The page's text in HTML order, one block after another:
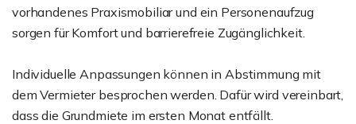
vorhandenes Praxismobiliar und ein Personenaufzug
sorgen für Komfort und barrierefreie Zugänglichkeit.
Individuelle Anpassungen können in Abstimmung mit
dem Vermieter besprochen werden. Dafür wird vereinbart,
dass die Grundmiete im ersten Monat entfällt.